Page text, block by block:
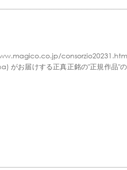
お届けする正真正銘の"正規作品"